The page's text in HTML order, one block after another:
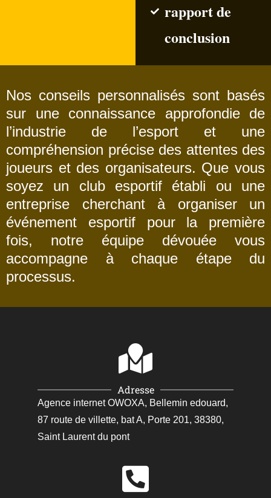
rapport de
conclusion
Nos conseils personnalisés sont basés
sur une connaissance approfondie de
l’industrie de l’esport et une
compréhension précise des attentes des
joueurs et des organisateurs. Que vous
soyez un club esportif établi ou une
entreprise cherchant à organiser un
événement esportif pour la première
fois, notre équipe dévouée vous
accompagne à chaque étape du
processus.
Adresse
Agence internet OWOXA, Bellemin edouard,
87 route de villette, bat A, Porte 201, 38380,
Saint Laurent du pont